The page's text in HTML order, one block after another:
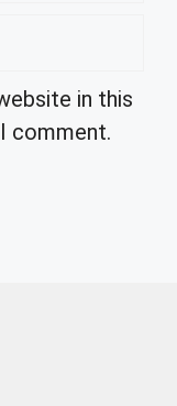
in this
comment.